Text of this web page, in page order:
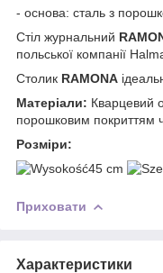
- основа: сталь з
Стіл журнальний
польської компанії
Столик RAMONA
Матеріали: Кварцевий
порошковим покриттям
Розміри:
45 cm
Приховати
Характеристики